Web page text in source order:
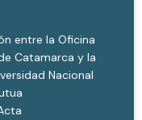
entre la Oficina
Catamarca y la
Nacional